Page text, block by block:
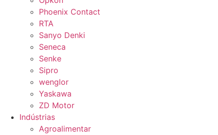
Phoenix Contact
RTA
Sanyo Denki
Seneca
Senke
Sipro
wenglor
Yaskawa
ZD Motor
Indústrias
Agroalimentar